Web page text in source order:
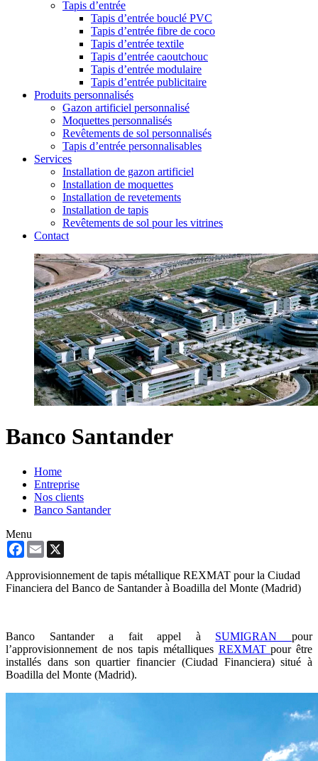
Tapis d’entrée
Tapis d’entrée bouclé PVC
Tapis d’entrée fibre de coco
Tapis d’entrée textile
Tapis d’entrée caoutchouc
Tapis d’entrée modulaire
Tapis d’entrée publicitaire
Produits personnalisés
Gazon artificiel personnalisé
Moquettes personnalisés
Revêtements de sol personnalisés
Tapis d’entrée personnalisables
Services
Installation de gazon artificiel
Installation de moquettes
Installation de revetements
Installation de tapis
Revêtements de sol pour les vitrines
Contact
Banco Santander
Home
Entreprise
Nos clients
Banco Santander
Menu
Facebook
Email
Approvisionnement de tapis métallique REXMAT pour la Ciudad
Financiera del Banco de Santander à Boadilla del Monte (Madrid)
Banco Santander a fait appel à SUMIGRANpour
l’approvisionnement de nos tapis métalliques REXMATpour être
installés dans son quartier financier (Ciudad Financiera) situé à
Boadilla del Monte (Madrid).